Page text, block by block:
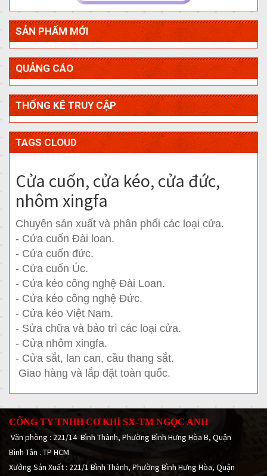
SẢN PHẨM MỚI
QUẢNG CÁO
THỐNG KÊ TRUY CẬP
TAGS CLOUD
Cửa cuốn, cửa kéo, cửa đức,
nhôm xingfa
Chuyên sản xuất và phân phối các loại cửa.
- Cửa cuốn Đài loan.
- Cửa cuốn đức.
- Cửa cuốn Úc.
- Cửa kéo công nghệ Đài Loan.
- Cửa kéo công nghệ Đức.
- Cửa kéo Việt Nam.
- Sửa chữa và bảo trì các loại cửa.
- Cửa nhôm xingfa.
- Cửa sắt, lan can, cầu thang sắt.
Giao hàng và lắp đặt toàn quốc.
CÔNG TY TNHH CƠ KHÍ SX-TM NGỌC ANH
Văn phòng : 221/14 Bình Thành, Phường Bình Hưng Hòa B, Quận
Bình Tân . TP HCM
Xưởng Sản Xuất : 221/1 Bình Thành, Phường Bình Hưng Hòa, Quận